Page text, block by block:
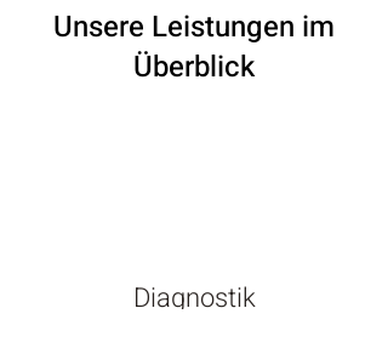
Unsere Leistungen im
Überblick
Diagnostik